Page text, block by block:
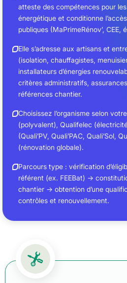
atteste des compétences pour
énergétique et conditionne
publiques (MaPrimeRénov’, CEE,
Elle s’adresse aux artisans et
(isolation, chauffagistes,
installateurs d’énergies
critères administratifs,
références chantier.
Choisissez l’organisme selon
(polyvalent), Qualifelec
(Quali’PV, Quali’PAC, Quali’Sol,
(rénovation globale).
Parcours type : vérification
référent (ex. FEEBat) →
chantier → obtention d’une
contrôles et renouvellement.